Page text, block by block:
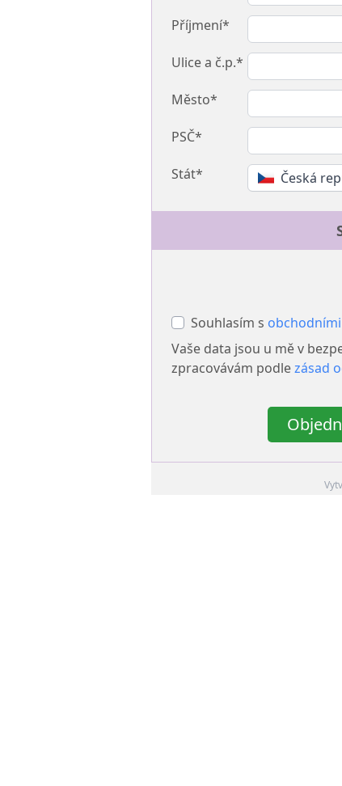
Příjmení*
Ulice a č.p.*
Město*
PSČ*
Stát* Česká
Souhlasím s
Vaše data jsou u mě v
zpracovávám podlezásad